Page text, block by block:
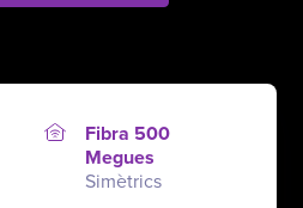
Fibra 500
Megues
Simètrics